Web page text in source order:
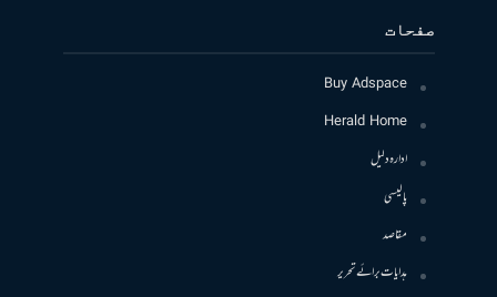
صفحات
Buy Adspace
Herald Home
ادارہ دلیل
پالیسی
مقاصد
ہدایات برائے تحریر